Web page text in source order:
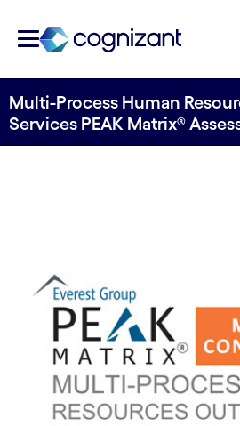
Multi-Process Human
Services PEAK Matrix®